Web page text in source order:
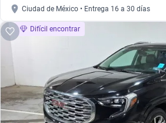
Ciudad de México • Entrega 16 a 30 días
Difícil encontrar